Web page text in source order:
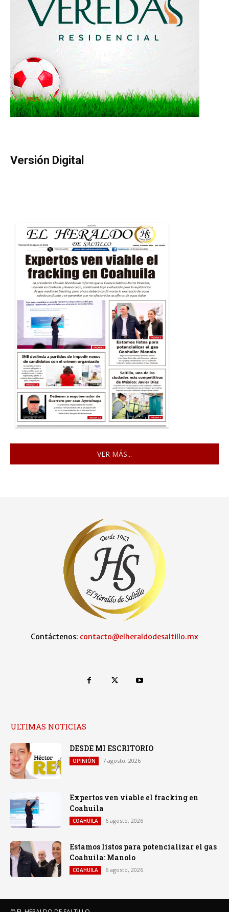
Versión Digital
VER MÁS...
Contáctenos: contacto@elheraldodesaltillo.mx
ULTIMAS NOTICIAS
DESDE MI ESCRITORIO
OPINIÓN 7 agosto, 2026
Expertos ven viable el fracking en
Coahuila
COAHUILA 6 agosto, 2026
Estamos listos para potencializar el gas
Coahuila: Manolo
COAHUILA 6 agosto, 2026